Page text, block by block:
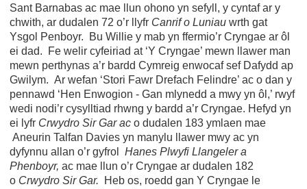
Sant Barnabas ac mae llun ohono yn sefyll, y cyntaf ar y
chwith, ar dudalen 72 o’r llyfr Canrif o Luniau wrth gat
Ysgol Penboyr. Bu Willie y mab yn ffermio’r Cryngae ar ôl
ei dad. Fe welir cyfeiriad at ‘Y Cryngae’ mewn llawer man
mewn perthynas a’r bardd Cymreig enwocaf sef Dafydd ap
Gwilym. Ar wefan ‘Stori Fawr Drefach Felindre’ ac o dan y
pennawd ‘Hen Enwogion - Gan mlynedd a mwy yn ôl,’ rwyf
wedi nodi’r cysylltiad rhwng y bardd a’r Cryngae. Hefyd yn
ei lyfr Crwydro Sir Gar ac o dudalen 183 ymlaen mae
Aneurin Talfan Davies yn manylu llawer mwy ac yn
dyfynnu allan o’r gyfrol Hanes Plwyfi Llangeler a
Phenboyr, ac mae llun o’r Cryngae ar dudalen 182
o Crwydro Sir Gar.
Heb os, roedd gan Y Cryngae le